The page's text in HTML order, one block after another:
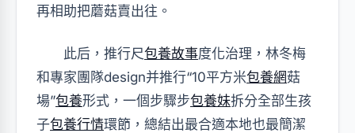
再相助把蘑菇賣出往。
此后，推行尺包養故事度化治理，林冬梅
和專家團隊design并推行“10平方米包養網菇
場”包養形式，一個步驟步包養妹拆分全部生孩
子包養行情環節，總結出最合適本地也最簡潔